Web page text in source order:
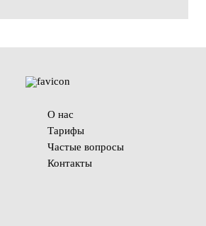
О нас
Тарифы
Частые вопросы
Контакты